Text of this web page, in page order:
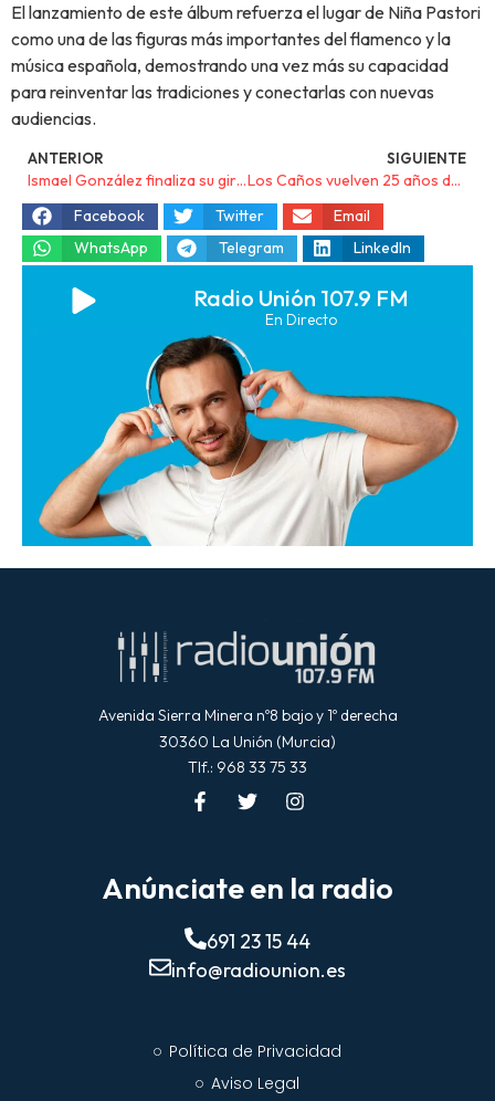
El lanzamiento de este álbum refuerza el lugar de Niña Pastori
como una de las figuras más importantes del flamenco y la
música española, demostrando una vez más su capacidad
para reinventar las tradiciones y conectarlas con nuevas
audiencias.
ANTERIOR
Ismael González finaliza su gira con un concierto en Barcelona
SIGUIENTE
Los Caños vuelven 25 años después con un concierto único en Sevilla
Facebook
Twitter
Email
WhatsApp
Telegram LinkedIn
Radio Unión 107.9 FM
En Directo
Avenida Sierra Minera nº8 bajo y 1º derecha
30360 La Unión (Murcia)
Tlf.: 968 33 75 33
Anúnciate en la radio
691 23 15 44
info@radiounion.es
Política de Privacidad
Aviso Legal